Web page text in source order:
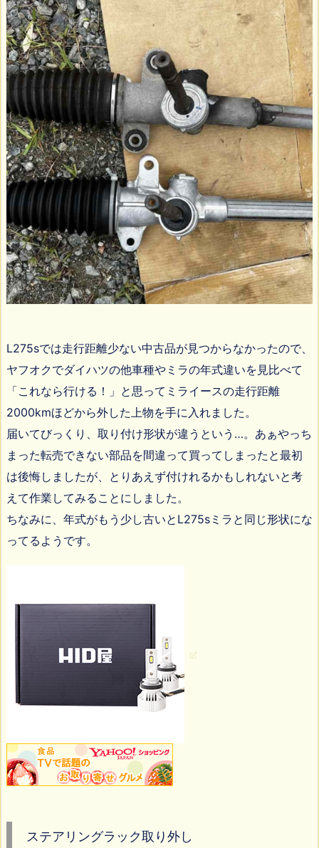
L275sでは走行距離少ない中古品が見つからなかったので、
ヤフオクでダイハツの他車種やミラの年式違いを見比べて
「これなら行ける！」と思ってミライースの走行距離
2000kmほどから外した上物を手に入れました。
届いてびっくり、取り付け形状が違うという…。あぁやっち
まった転売できない部品を間違って買ってしまったと最初
は後悔しましたが、とりあえず付けれるかもしれないと考
えて作業してみることにしました。
ちなみに、年式がもう少し古いとL275sミラと同じ形状にな
ってるようです。
ステアリングラック取り外し